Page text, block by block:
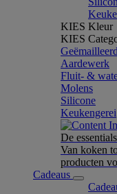
KIES Kleur
KIES
Aardewerk
Fluit- &
Molens
Silicone
Keukengerei
De
Van koken
producten
Cadeaus